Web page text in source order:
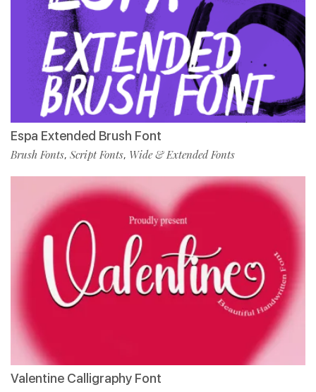
Espa Extended Brush Font
Brush Fonts, Script Fonts, Wide & Extended Fonts
Valentine Calligraphy Font